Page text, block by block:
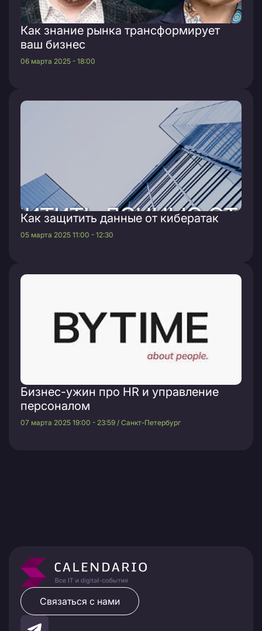
Как знание рынка трансформирует
ваш бизнес
06 марта 2025 - 18:00
Как защитить данные от кибератак
05 марта 2025 11:00 - 12:30
Бизнес-ужин про HR и управление
персоналом
07 марта 2025 19:00 - 23:59 / Санкт-Петербург
Связаться с нами